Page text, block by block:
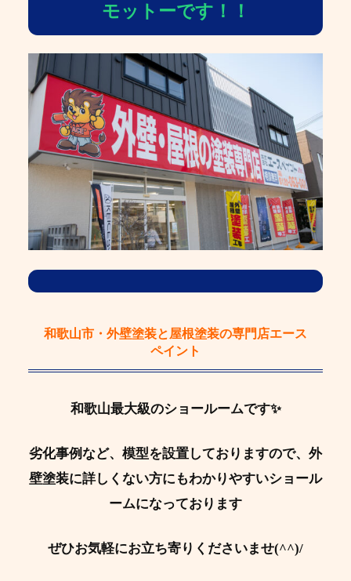
モットーです！！
和歌山市・外壁塗装と屋根塗装の専門店エース
ペイント
和歌山最大級のショールームです✨
劣化事例など、模型を設置しておりますので、外
壁塗装に詳しくない方にもわかりやすいショール
ームになっております
ぜひお気軽にお立ち寄りくださいませ(^^)/